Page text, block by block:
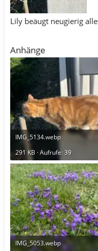
Lily beäugt neugierig
Anhänge
IMG_5134.webp
291 KB · Aufrufe: 39
IMG_5053.webp